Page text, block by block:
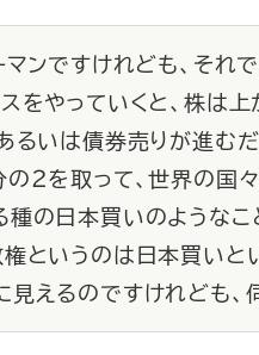
マンですけれども、それ
をやっていくと、株は
るいは債券売りが進む
の２を取って、世界の
種の日本買いのようなこ
というのは日本買い
えるのですけれども、